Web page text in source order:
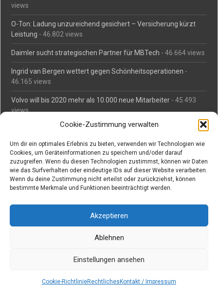
Cookie-Zustimmung verwalten
Um dir ein optimales Erlebnis zu bieten, verwenden wir Technologien wie
Cookies, um Geräteinformationen zu speichern und/oder darauf
zuzugreifen. Wenn du diesen Technologien zustimmst, können wir Daten
wie das Surfverhalten oder eindeutige IDs auf dieser Website verarbeiten.
Wenn du deine Zustimmung nicht erteilst oder zurückziehst, können
bestimmte Merkmale und Funktionen beeinträchtigt werden.
Akzeptieren
Ablehnen
Einstellungen ansehen
Cookie-RichtlinieRechtliches Kontakt / Impressum
views
O-Ton: Ladung unzureichend gesichert – Versicherung kürzt
Leistung - 46.802 views
Daimler sucht strategischen Partner für MBTech - 46.664 views
Ingrid van Bergen wettert gegen Schönheitsoperationen -
46.165 views
Volvo will bis 2020 mehr als 10.000 neue Mitarbeiter - 45.493
views
Mäßiges Interesse an Daimlers MBtech- 44.716 views
O-Ton: Wer muss Schaden für abgedriftete Silvesterraketen
zahlen? - 42.380 views
Kollegengespräch: Urteile zum Grillen- 42.066 views
Suchen bei Vorabs